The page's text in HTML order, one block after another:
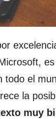
todo el
la
muy